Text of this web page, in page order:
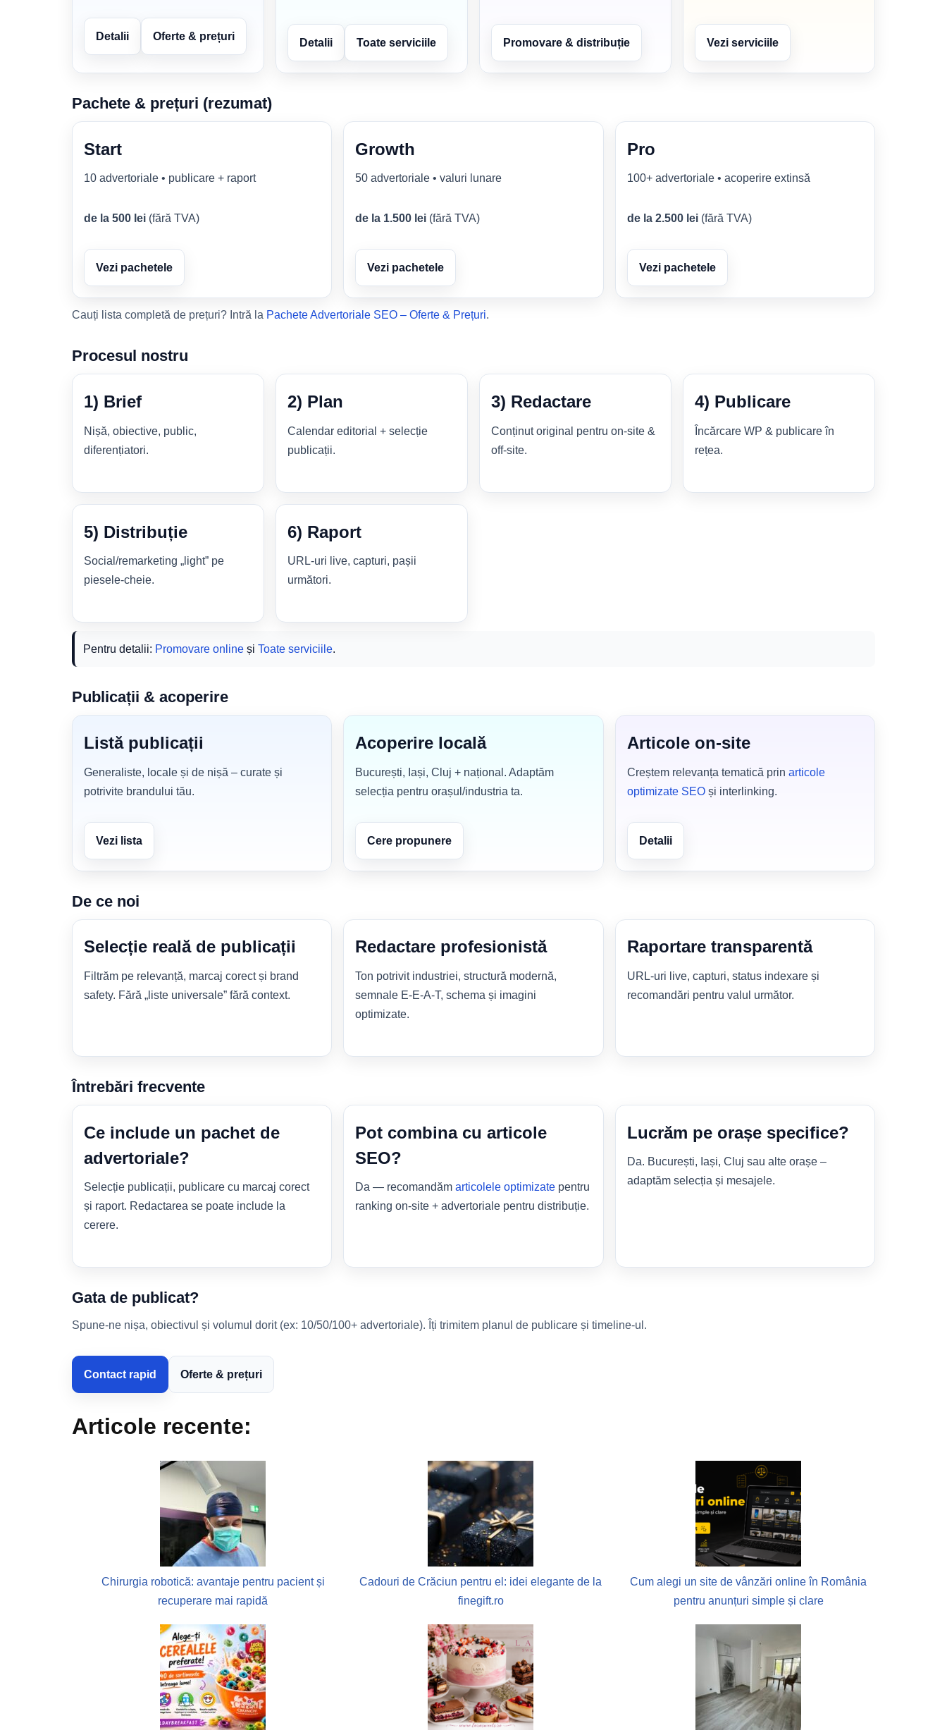
Detalii Oferte & prețuri
Detalii Toate serviciile Promovare & distribuție Vezi serviciile
Pachete & prețuri (rezumat)
Start
10 advertoriale • publicare + raport
de la 500 lei (fără TVA)
Vezi pachetele
Growth
50 advertoriale • valuri lunare
de la 1.500 lei (fără TVA)
Vezi pachetele
Pro
100+ advertoriale • acoperire extinsă
de la 2.500 lei(fără TVA)
Vezi pachetele
Cauți lista completă de prețuri? Intră la Pachete Advertoriale SEO – Oferte & Prețuri.
Procesul nostru
1) Brief
Nișă, obiective, public,
diferențiatori.
2) Plan
Calendar editorial + selecție
publicații.
3) Redactare
Conținut original pentru on-site &
off-site.
4) Publicare
Încărcare WP & publicare în
rețea.
5) Distribuție
Social/remarketing „light” pe
piesele-cheie.
6) Raport
URL-uri live, capturi, pașii
următori.
Pentru detalii: Promovare online și Toate serviciile.
Publicații & acoperire
Listă publicații
Generaliste, locale și de nișă – curate și
potrivite brandului tău.
Vezi lista
Acoperire locală
București, Iași, Cluj + național. Adaptăm
selecția pentru orașul/industria ta.
Cere propunere
Articole on-site
Creștem relevanța tematică prin articole
optimizate SEOși interlinking.
Detalii
De ce noi
Selecție reală de publicații
Filtrăm pe relevanță, marcaj corect și brand
safety. Fără „liste universale” fără context.
Redactare profesionistă
Ton potrivit industriei, structură modernă,
semnale E-E-A-T, schema și imagini
optimizate.
Raportare transparentă
URL-uri live, capturi, status indexare și
recomandări pentru valul următor.
Întrebări frecvente
Ce include un pachet de
advertoriale?
Selecție publicații, publicare cu marcaj corect
și raport. Redactarea se poate include la
cerere.
Pot combina cu articole
SEO?
Da — recomandămarticolele optimizate pentru
ranking on-site + advertoriale pentru distribuție.
Lucrăm pe orașe specifice?
Da. București, Iași, Cluj sau alte orașe –
adaptăm selecția și mesajele.
Gata de publicat?
Spune-ne nișa, obiectivul și volumul dorit (ex: 10/50/100+ advertoriale). Îți trimitem planul de publicare și timeline-ul.
Contact rapid Oferte & prețuri
Articole recente:
Chirurgia robotică: avantaje pentru pacient și
recuperare mai rapidă
Cadouri de Crăciun pentru el: idei elegante de la
finegift.ro
Cum alegi un site de vânzări online în România
pentru anunțuri simple și clare